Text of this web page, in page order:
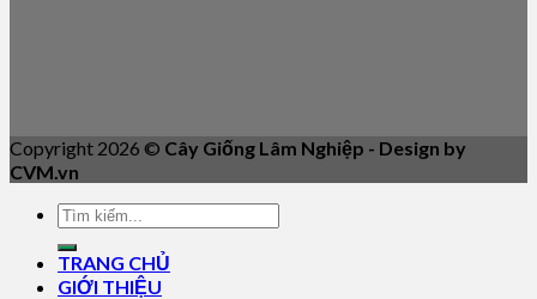
Copyright 2026 © Cây Giống Lâm Nghiệp - Design by
CVM.vn
TRANG CHỦ
GIỚI THIỆU